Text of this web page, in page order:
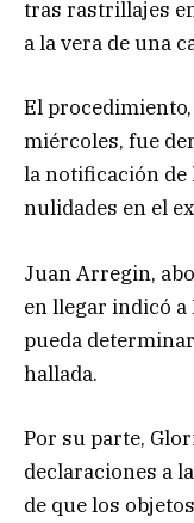
tras rastrillajes
a la vera de una
El
miércoles, fue
la notificación de
nulidades en el
Juan Arregin,
en llegar indicó
pueda
hallada.
Por su parte,
declaraciones a
de que los